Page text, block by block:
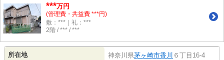
***万円
(管理費・共益費 ***円)
敷：***｜礼：***
2階 / *** / ***
所在地 神奈川県茅ヶ崎市香川 ６丁目16-4